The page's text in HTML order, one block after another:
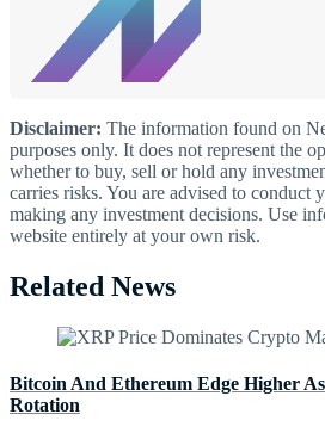
Disclaimer: The information found on
purposes only. It does not represent the
whether to buy, sell or hold any
carries risks. You are advised to conduct
making any investment decisions. Use
website entirely at your own risk.
Related News
Bitcoin And Ethereum Edge Higher
Rotation